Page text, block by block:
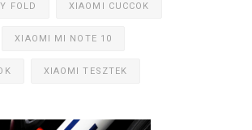
FOLD XIAOMI CUCCOK
XIAOMI MI NOTE 10
XIAOMI TESZTEK